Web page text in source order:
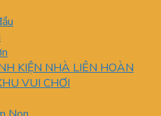
KIỆN NHÀ LIÊN HOÀN
VUI CHƠI